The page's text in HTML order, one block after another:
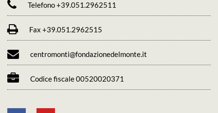
Telefono +39.051.2962511
Fax +39.051.2962515
centromonti@fondazionedelmonte.it
Codice fiscale 00520020371